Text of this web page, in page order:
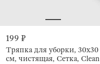
199 ₽
Тряпка для уборки, 30х30
см, чистящая, Сетка, Clean